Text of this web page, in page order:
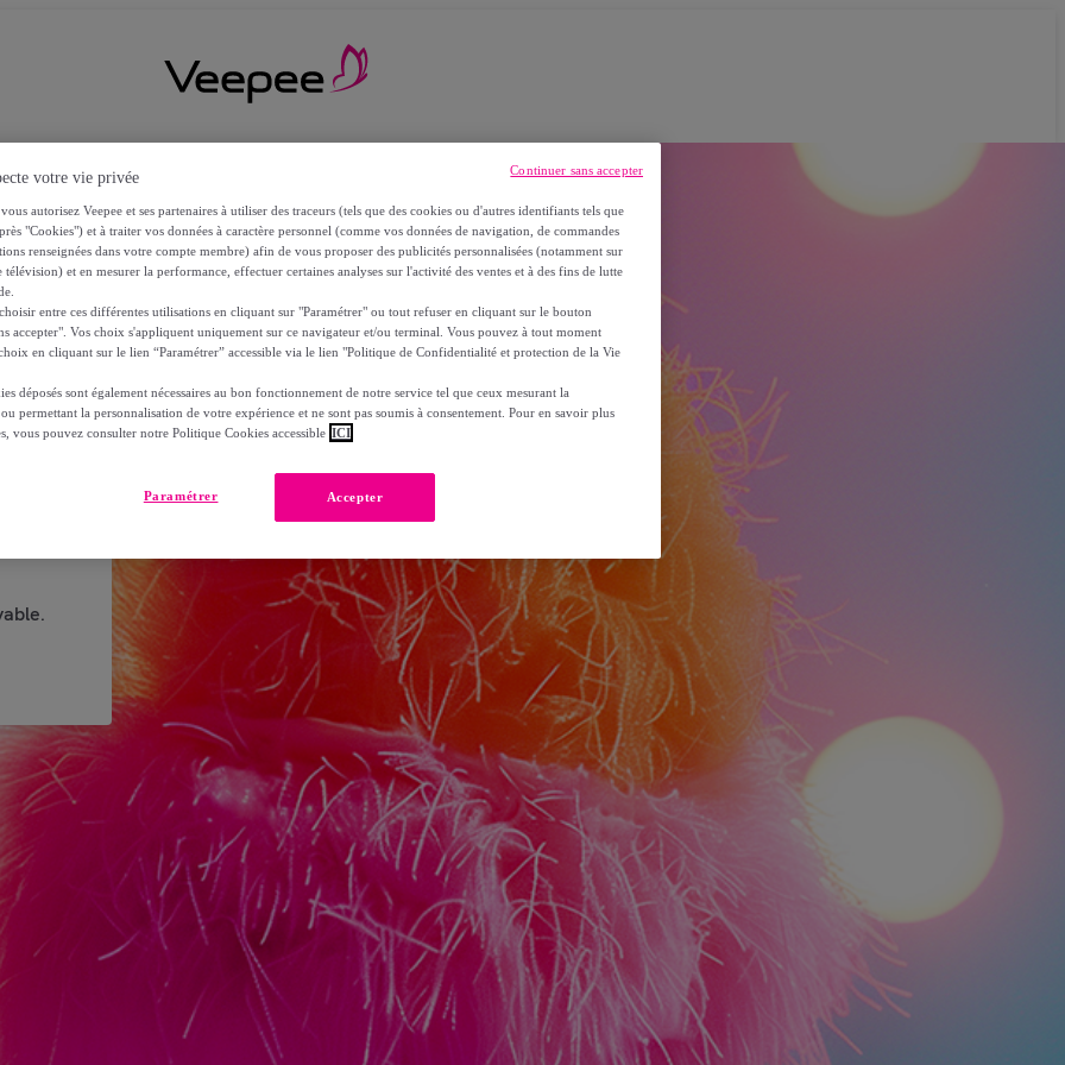
votre vie privée
autorisez Veepee et ses partenaires à utiliser des traceurs (tels que des cookies ou d'autres identifiants tels que
"Cookies") et à traiter vos données à caractère personnel (comme vos données de navigation, de commandes
renseignées dans votre compte membre) afin de vous proposer des publicités personnalisées (notamment sur
télévision) et en mesurer la performance, effectuer certaines analyses sur l'activité des ventes et à des fins de lutte
entre ces différentes utilisations en cliquant sur "Paramétrer" ou tout refuser en cliquant sur le bouton
accepter". Vos choix s'appliquent uniquement sur ce navigateur et/ou terminal. Vous pouvez à tout moment
en cliquant sur le lien “Paramétrer” accessible via le lien "Politique de Confidentialité et protection de la Vie
déposés sont également nécessaires au bon fonctionnement de notre service tel que ceux mesurant la
permettant la personnalisation de votre expérience et ne sont pas soumis à consentement. Pour en savoir plus
vous pouvez consulter notre Politique Cookies accessible ICI
Accepter
Paramétrer
Continuer sans accepter